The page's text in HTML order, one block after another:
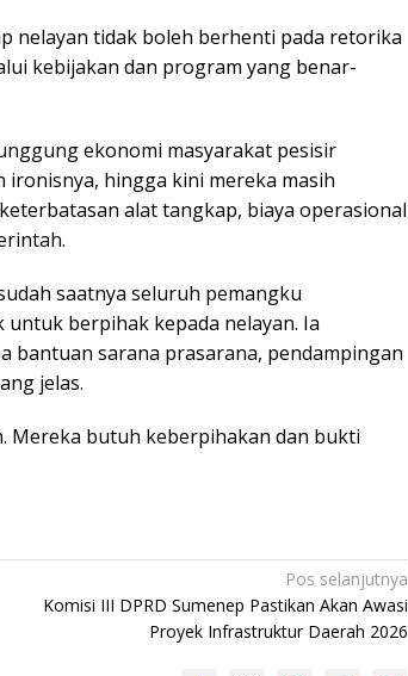
nelayan tidak boleh berhenti pada retorika
kebijakan dan program yang benar-
ekonomi masyarakat pesisir
hingga kini mereka masih
alat tangkap, biaya operasional
saatnya seluruh pemangku
berpihak kepada nelayan. Ia
bantuan sarana prasarana, pendampingan
jelas.
Mereka butuh keberpihakan dan bukti
Pos selanjutnya
Komisi III DPRD Sumenep Pastikan Akan Awasi
Proyek Infrastruktur Daerah 2026